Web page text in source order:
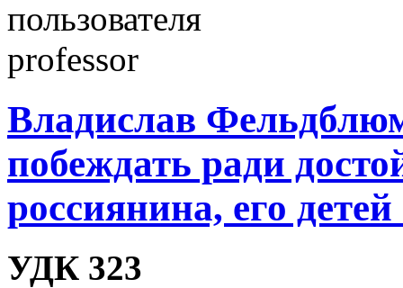
Владислав
побеждать ради
россиянина, его
УДК 323